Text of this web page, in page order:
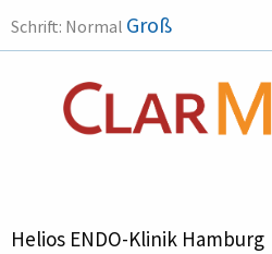
Schrift: Normal Groß
Helios ENDO-Klinik Hamburg